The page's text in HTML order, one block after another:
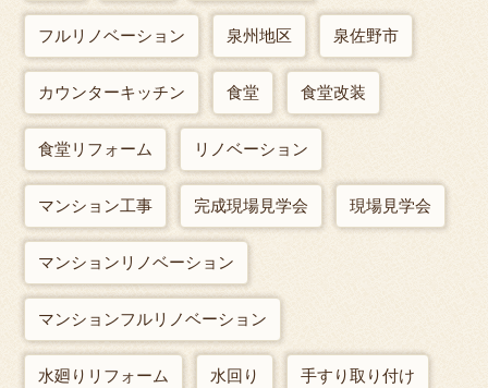
フルリノベーション 泉州地区 泉佐野市
カウンターキッチン 食堂 食堂改装
食堂リフォーム リノベーション
マンション工事 完成現場見学会 現場見学会
マンションリノベーション
マンションフルリノベーション
水廻りリフォーム 水回り 手すり取り付け